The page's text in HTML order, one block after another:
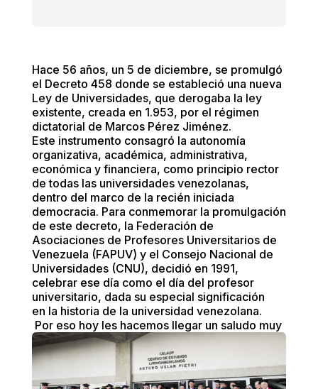
Hace 56 años, un 5 de diciembre, se promulgó
el Decreto 458 donde se estableció una nueva
Ley de Universidades, que derogaba la ley
existente, creada en 1.953, por el régimen
dictatorial de Marcos Pérez Jiménez.
Este instrumento consagró la autonomía
organizativa, académica, administrativa,
económica y financiera, como principio rector
de todas las universidades venezolanas,
dentro del marco de la recién iniciada
democracia. Para conmemorar la promulgación
de este decreto, la Federación de
Asociaciones de Profesores Universitarios de
Venezuela (FAPUV) y el Consejo Nacional de
Universidades (CNU), decidió en 1991,
celebrar ese día como el día del profesor
universitario, dada su especial significación
en la historia de la universidad venezolana.
Por eso hoy les hacemos llegar un saludo muy